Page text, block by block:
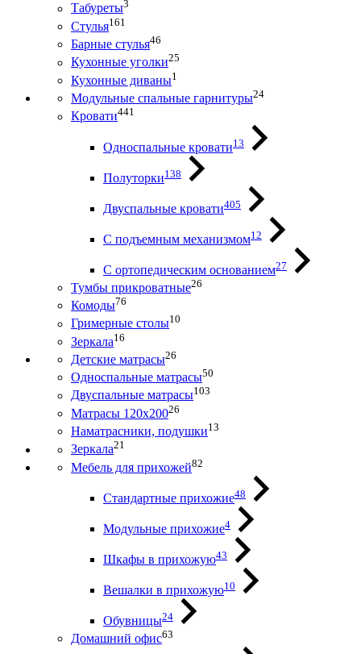
Табуреты3
Стулья161
Барные стулья46
Кухонные уголки25
Кухонные диваны1
Модульные спальные гарнитуры24
Кровати441
Односпальные кровати13
Полуторки138
Двуспальные кровати405
С подъемным механизмом12
С ортопедическим основанием27
Тумбы прикроватные26
Комоды76
Гримерные столы10
Зеркала16
Детские матрасы26
Односпальные матрасы50
Двуспальные матрасы103
Матрасы 120х20026
Наматрасники, подушки13
Зеркала21
Мебель для прихожей82
Стандартные прихожие48
Модульные прихожие4
Шкафы в прихожую43
Вешалки в прихожую10
Обувницы24
Домашний офис63